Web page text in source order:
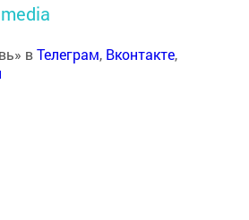
вТелеграм, Вконтакте,